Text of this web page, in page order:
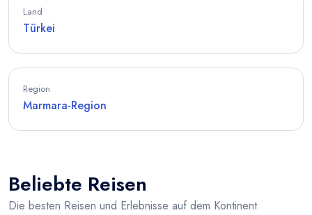
Land
Türkei
Region
Marmara-Region
Beliebte Reisen
Die besten Reisen und Erlebnisse auf dem Kontinent